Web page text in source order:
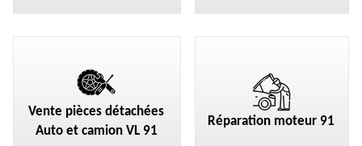
Vente pièces détachées
Auto et camion VL 91
Réparation moteur 91